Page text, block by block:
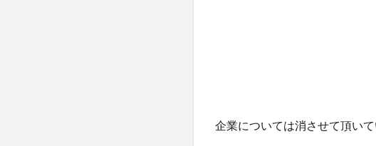
企業については消させて頂い